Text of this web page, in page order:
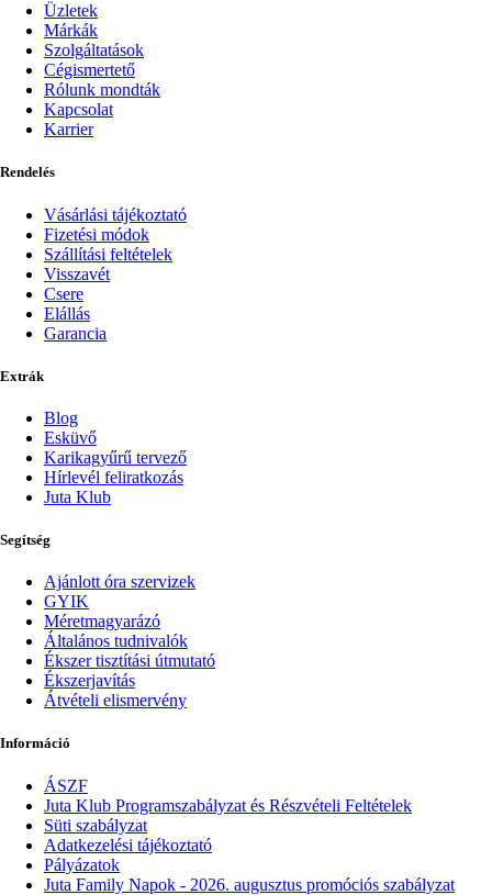
Üzletek
Márkák
Szolgáltatások
Cégismertető
Rólunk mondták
Kapcsolat
Karrier
Rendelés
Vásárlási tájékoztató
Fizetési módok
Szállítási feltételek
Visszavét
Csere
Elállás
Garancia
Extrák
Blog
Esküvő
Karikagyűrű tervező
Hírlevél feliratkozás
Juta Klub
Segítség
Ajánlott óra szervizek
GYIK
Méretmagyarázó
Általános tudnivalók
Ékszer tisztítási útmutató
Ékszerjavítás
Átvételi elismervény
Információ
ÁSZF
Juta Klub Programszabályzat és Részvételi Feltételek
Süti szabályzat
Adatkezelési tájékoztató
Pályázatok
Juta Family Napok - 2026. augusztus promóciós szabályzat